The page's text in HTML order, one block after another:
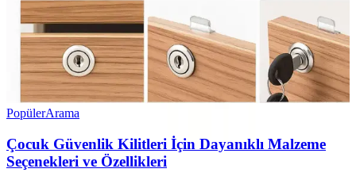
PopülerArama
Çocuk Güvenlik Kilitleri İçin Dayanıklı Malzeme
Seçenekleri ve Özellikleri